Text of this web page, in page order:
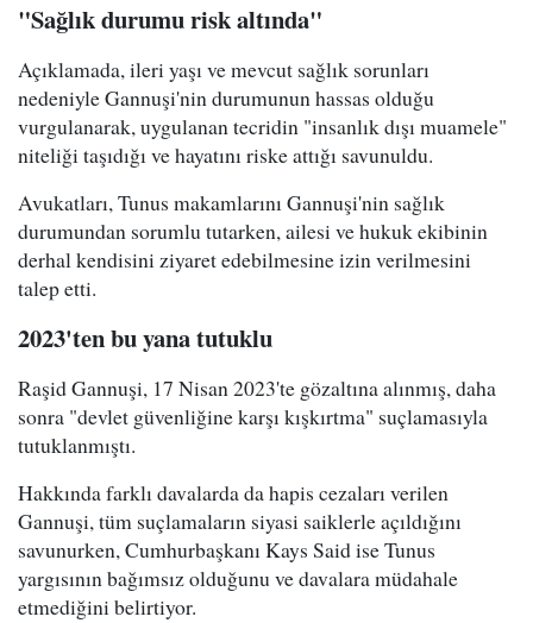
"Sağlık durumu risk altında"
Açıklamada, ileri yaşı ve mevcut sağlık sorunları
nedeniyle Gannuşi'nin durumunun hassas olduğu
vurgulanarak, uygulanan tecridin "insanlık dışı muamele"
niteliği taşıdığı ve hayatını riske attığı savunuldu.
Avukatları, Tunus makamlarını Gannuşi'nin sağlık
durumundan sorumlu tutarken, ailesi ve hukuk ekibinin
derhal kendisini ziyaret edebilmesine izin verilmesini
talep etti.
2023'ten bu yana tutuklu
Raşid Gannuşi, 17 Nisan 2023'te gözaltına alınmış, daha
sonra "devlet güvenliğine karşı kışkırtma" suçlamasıyla
tutuklanmıştı.
Hakkında farklı davalarda da hapis cezaları verilen
Gannuşi, tüm suçlamaların siyasi saiklerle açıldığını
savunurken, Cumhurbaşkanı Kays Said ise Tunus
yargısının bağımsız olduğunu ve davalara müdahale
etmediğini belirtiyor.